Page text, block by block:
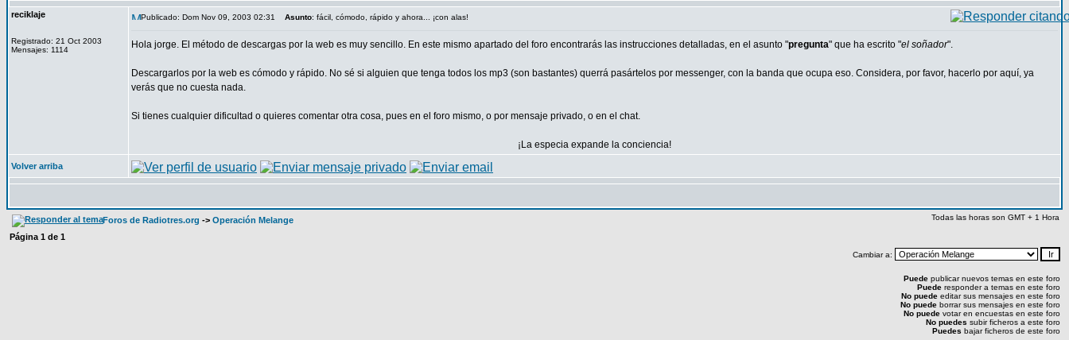
reciklaje
Registrado: 21 Oct 2003
Mensajes: 1114
Publicado: Dom Nov 09, 2003 02:31 Asunto: fácil, cómodo, rápido y ahora... ¡con alas!
Hola jorge. El método de descargas por la web es muy sencillo. En este mismo apartado del foro encontrarás las instrucciones detalladas, en el asunto "pregunta" que ha escrito "el soñador".
Descargarlos por la web es cómodo y rápido. No sé si alguien que tenga todos los mp3 (son bastantes) querrá pasártelos por messenger, con la banda que ocupa eso. Considera, por favor, hacerlo por aquí, ya
verás que no cuesta nada.
Si tienes cualquier dificultad o quieres comentar otra cosa, pues en el foro mismo, o por mensaje privado, o en el chat.
¡La especia expande la conciencia!
Volver arriba
Foros de Radiotres.org -> Operación Melange Todas las horas son GMT + 1 Hora
Página 1 de 1
Cambiar a:
Puede publicar nuevos temas en este foro
Puede responder a temas en este foro
No puede editar sus mensajes en este foro
No puede borrar sus mensajes en este foro
No puede votar en encuestas en este foro
No puedes subir ficheros a este foro
Puedes bajar ficheros de este foro